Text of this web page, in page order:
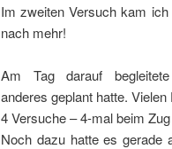
Im zweiten Versuch kam
nach mehr!
Am Tag darauf
anderes geplant hatte. Vielen
4 Versuche – 4-mal beim
Noch dazu hatte es gerade